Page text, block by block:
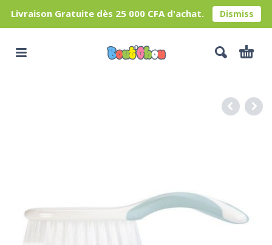
Livraison Gratuite dès 25 000 CFA d'achat. Dismiss